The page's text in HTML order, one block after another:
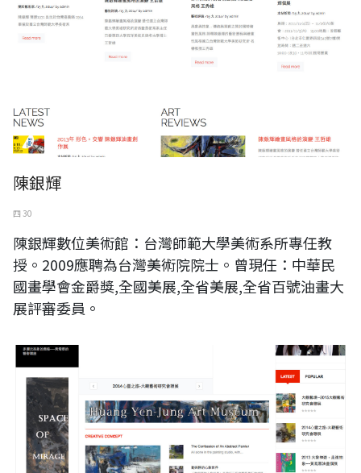
陳銀輝
四 30
陳銀輝數位美術館：台灣師範大學美術系所專任教
授。2009應聘為台灣美術院院士。曾現任：中華民
國畫學會金爵獎,全國美展,全省美展,全省百號油畫大
展評審委員。